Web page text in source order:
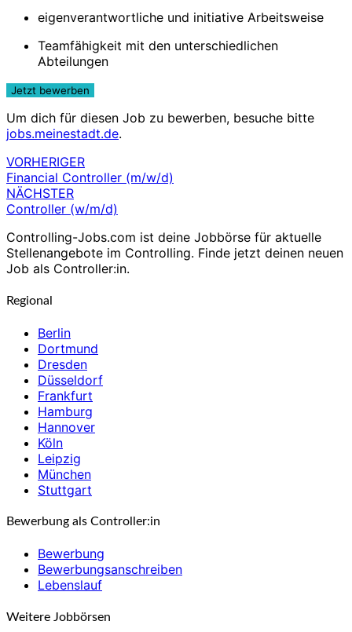
eigenverantwortliche und initiative Arbeitsweise
Teamfähigkeit mit den unterschiedlichen
Abteilungen
Um dich für diesen Job zu bewerben, besuche bitte
jobs.meinestadt.de.
Beitragsnavigation
VORHERIGER
Financial Controller (m/w/d)
NÄCHSTER
Controller (w/m/d)
Controlling-Jobs.com ist deine Jobbörse für aktuelle
Stellenangebote im Controlling. Finde jetzt deinen neuen
Job als Controller:in.
Regional
Berlin
Dortmund
Dresden
Düsseldorf
Frankfurt
Hamburg
Hannover
Köln
Leipzig
München
Stuttgart
Bewerbung als Controller:in
Bewerbung
Bewerbungsanschreiben
Lebenslauf
Weitere Jobbörsen